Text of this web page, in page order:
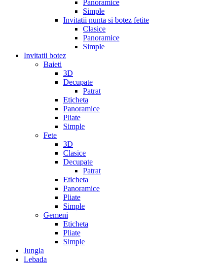
Panoramice
Simple
Invitatii nunta si botez fetite
Clasice
Panoramice
Simple
Invitatii botez
Baieti
3D
Decupate
Patrat
Eticheta
Panoramice
Pliate
Simple
Fete
3D
Clasice
Decupate
Patrat
Eticheta
Panoramice
Pliate
Simple
Gemeni
Eticheta
Pliate
Simple
Jungla
Lebada